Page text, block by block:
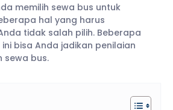
memilih sewa bus untuk
hal yang harus
tidak salah pilih. Beberapa
bisa Anda jadikan penilaian
sewa bus.